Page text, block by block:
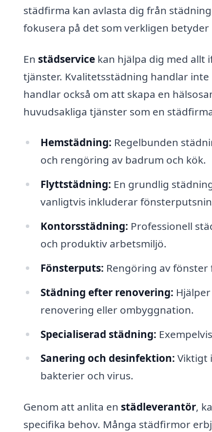
städfirma kan avlasta dig från
fokusera på det som verkligen
En städservice kan hjälpa dig med allt
tjänster. Kvalitetsstädning handlar
handlar också om att skapa en
huvudsakliga tjänster som en
Hemstädning: Regelbunden
och rengöring av badrum och kök.
Flyttstädning: En grundlig
vanligtvis inkluderar
Kontorsstädning: Professionell
och produktiv arbetsmiljö.
Fönsterputs: Rengöring av
Städning efter renovering:
renovering eller ombyggnation.
Specialiserad städning:
Sanering och desinfektion: Viktigt
bakterier och virus.
Genom att anlita en städleverantör,
specifika behov. Många städfirmor